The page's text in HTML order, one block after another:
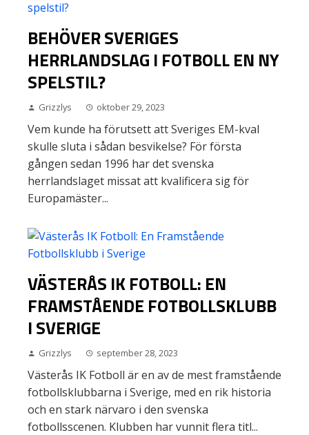
BEHÖVER SVERIGES
HERRLANDSLAG I FOTBOLL EN NY
SPELSTIL?
Grizzlys oktober 29, 2023
Vem kunde ha förutsett att Sveriges EM-kval
skulle sluta i sådan besvikelse? För första
gången sedan 1996 har det svenska
herrlandslaget missat att kvalificera sig för
Europamäster...
VÄSTERÅS IK FOTBOLL: EN
FRAMSTÅENDE FOTBOLLSKLUBB
I SVERIGE
Grizzlys september 28, 2023
Västerås IK Fotboll är en av de mest framstående
fotbollsklubbarna i Sverige, med en rik historia
och en stark närvaro i den svenska
fotbollsscenen. Klubben har vunnit flera titl...